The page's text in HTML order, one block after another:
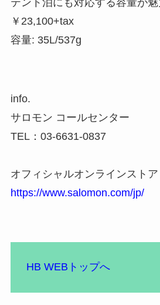
テント泊にも対応する容量が魅
￥23,100+tax
容量: 35L/537g
info.
サロモン コールセンター
TEL：03-6631-0837
オフィシャルオンラインストア
https://www.salomon.com/jp/
HB WEBトップへ